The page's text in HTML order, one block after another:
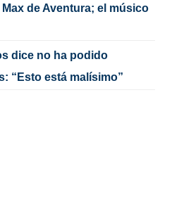
de Aventura; el músico
dice no ha podido
“Esto está malísimo”